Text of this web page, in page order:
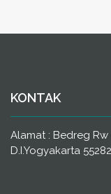
KONTAK
Alamat : Bedreg
D.I.Yogyakarta 55282